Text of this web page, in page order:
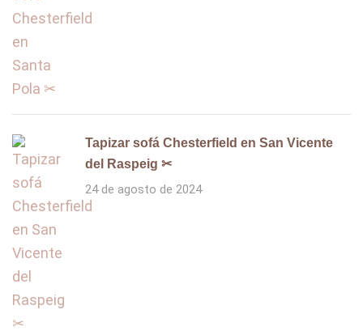
Tapizar sofá Chesterfield en San Vicente
del Raspeig ✂
24 de agosto de 2024